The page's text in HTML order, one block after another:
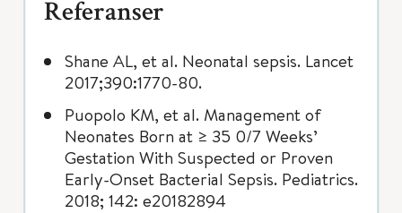
Referanser
Shane AL, et al. Neonatal sepsis. Lancet
2017;390:1770-80.
Puopolo KM, et al. Management of
Neonates Born at ≥ 35 0/7 Weeks’
Gestation With Suspected or Proven
Early-Onset Bacterial Sepsis. Pediatrics.
2018; 142: e20182894